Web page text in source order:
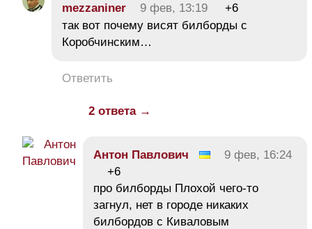
mezzaniner 9 фев, 13:19
+6
так вот почему висят билборды с
Коробчинским…
Ответить
2 ответа →
Антон Павлович
9 фев, 16:24
+6
про билборды Плохой чего-то
загнул, нет в городе никаких
билбордов с Киваловым